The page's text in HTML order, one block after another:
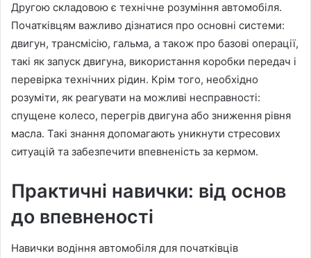
Другою складовою є технічне розуміння автомобіля.
Початківцям важливо дізнатися про основні системи:
двигун, трансмісію, гальма, а також про базові операції,
такі як запуск двигуна, використання коробки передач і
перевірка технічних рідин. Крім того, необхідно
розуміти, як реагувати на можливі несправності:
спущене колесо, перегрів двигуна або зниження рівня
масла. Такі знання допомагають уникнути стресових
ситуацій та забезпечити впевненість за кермом.
Практичні навички: від основ
до впевненості
Навички водіння автомобіля для початківців